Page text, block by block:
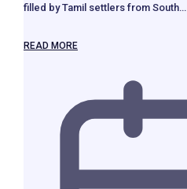
filled by Tamil settlers from South…
READ MORE